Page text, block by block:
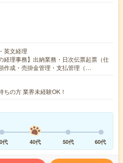
英文経理
経理事務】出納業務・日次伝票起票（仕
作成・売掛金管理・支払管理（…
ちの方 業界未経験OK！
代 40代 50代 60代